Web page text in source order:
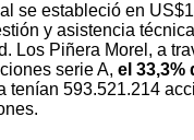
se estableció en
y asistencia
Los Piñera Morel, a
serie A, el 33,3%
tenían 593.521.214